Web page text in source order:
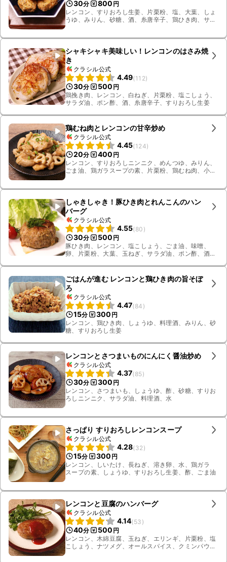
30分 800 円
レンコン、すりおろし生姜、片栗粉、塩、大葉、しょ
うゆ、みりん、砂糖、酒、糸唐辛子、鶏ひき肉、サラ
シャキシャキ美味しい！レンコンのはさみ焼
き
クラシル公式
4.49(112)
30分 500 円
鶏挽き肉、レンコン、白ねぎ、片栗粉、塩こしょう、
サラダ油、ポン酢、酒、糸唐辛子、すりおろし生姜
鶏むね肉とレンコンの甘辛炒め
クラシル公式
4.45(124)
20分 400 円
レンコン、すりおろしニンニク、めんつゆ、みりん、
ごま油、鶏ガラスープの素、片栗粉、鶏むね肉、小ね
しゃきしゃき！豚ひき肉とれんこんのハン
バーグ
クラシル公式
4.55(80 )
30分 500 円
豚ひき肉、レンコン、塩こしょう、ごま油、味噌、
卵、片栗粉、大葉、玉ねぎ、サラダ油、ポン酢、酒、
ごはんが進む レンコンと鶏ひき肉の旨そぼ
ろ
クラシル公式
4.47(84 )
15分 300 円
レンコン、鶏ひき肉、しょうゆ、料理酒、みりん、砂
糖、すりおろし生姜
レンコンとさつまいものにんにく醤油炒め
クラシル公式
4.37(85)
30分 300 円
レンコン、さつまいも、しょうゆ、酢、砂糖、すりお
ろしニンニク、サラダ油、料理酒、水
さっぱり すりおろしレンコンスープ
クラシル公式
4.28(32 )
15分 300 円
レンコン、しいたけ、長ねぎ、溶き卵、水、鶏ガラ
スープの素、しょうゆ、すりおろし生姜、酢、ごま油
レンコンと豆腐のハンバーグ
クラシル公式
4.14(53 )
40分 500 円
レンコン、木綿豆腐、玉ねぎ、エリンギ、片栗粉、塩
こしょう、ナツメグ、オールスパイス、クミンパウ